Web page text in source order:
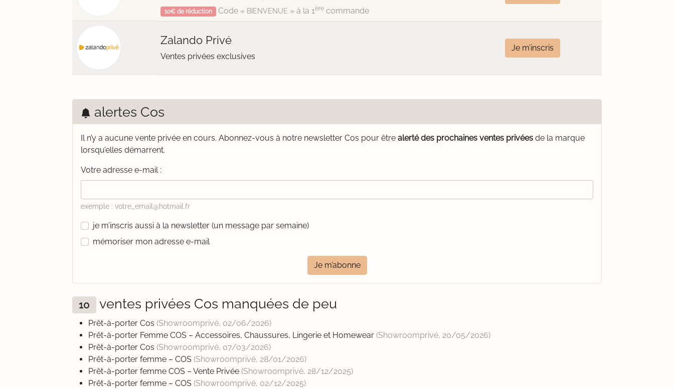
10€ de réduction Code « BIENVENUE » à la 1èrecommande
Zalando Privé
Ventes privées exclusives
Je m’inscris
alertes Cos
Il n’y a aucune vente privée en cours. Abonnez-vous à notre newsletter Cos pour être alerté des prochaines ventes privées de la marque
lorsqu’elles démarrent.
Votre adresse e-mail :
exemple : votre_email@hotmail.fr
je m’inscris aussi à la newsletter (un message par semaine)
mémoriser mon adresse e-mail
Je m’abonne
10 ventes privées Cos manquées de peu
Prêt-à-porter Cos (Showroomprivé, 02/06/2026)
Prêt-à-porter Femme COS – Accessoires, Chaussures, Lingerie et Homewear (Showroomprivé, 20/05/2026)
Prêt-à-porter Cos (Showroomprivé, 07/03/2026)
Prêt-à-porter femme – COS (Showroomprivé, 28/01/2026)
Prêt-à-porter femme COS – Vente Privée (Showroomprivé, 28/12/2025)
Prêt-à-porter femme – COS (Showroomprivé, 02/12/2025)